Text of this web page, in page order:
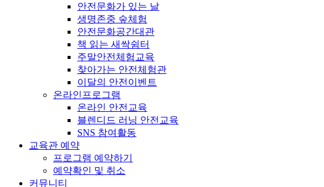
안전문화가 있는 날
생명존중 숲체험
안전문화공간대관
책 읽는 새싹쉼터
주말안전체험교육
찾아가는 안전체험관
이달의 안전이벤트
온라인프로그램
온라인 안전교육
블렌디드 러닝 안전교육
SNS 참여활동
교육관 예약
프로그램 예약하기
예약확인 및 취소
커뮤니티